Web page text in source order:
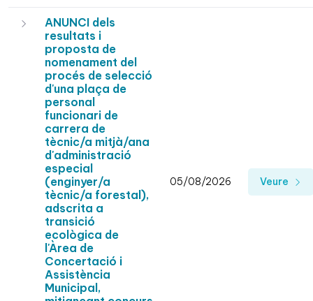
ANUNCI dels
resultats i
proposta de
nomenament del
procés de selecció
d'una plaça de
personal
funcionari de
carrera de
tècnic/a mitjà/ana
d'administració
especial
(enginyer/a
tècnic/a forestal),
adscrita a
transició
ecològica de
l'Àrea de
Concertació i
Assistència
Municipal,
05/08/2026 Veure